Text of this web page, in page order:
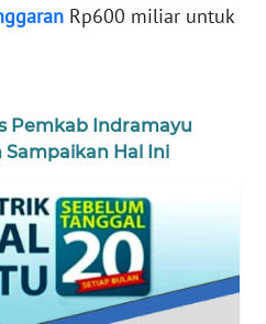
Rp600 miliar untuk
Pemkab Indramayu
Sampaikan Hal Ini